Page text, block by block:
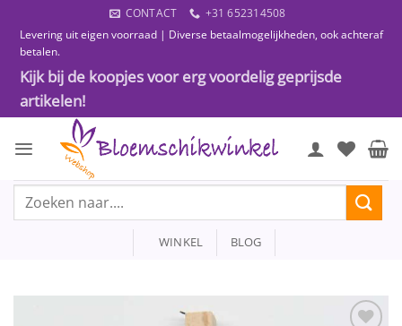
naar
inhoud
CONTACT
+31 652314508
Levering uit eigen voorraad | Diverse betaalmogelijkheden, ook achteraf
betalen.
Kijk bij de koopjes voor erg voordelig geprijsde
artikelen!
Zoeken
WINKEL BLOG